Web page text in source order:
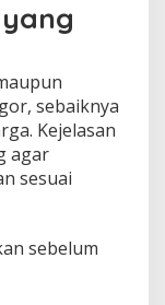
sebaiknya
Kejelasan
agar
sesuai
sebelum